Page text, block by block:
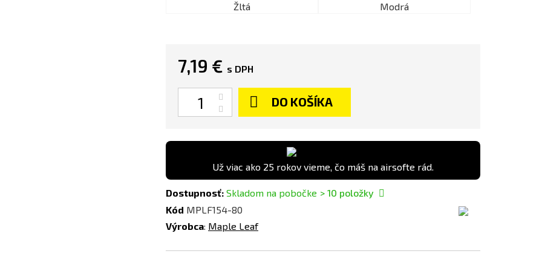
Žltá Modrá
7,19 € s DPH
DO KOŠÍKA
Už viac ako 25 rokov vieme, čo máš na airsofte rád.
Dostupnosť: Skladom na pobočke > 10 položky
Kód MPLF154-80
Výrobca: Maple Leaf